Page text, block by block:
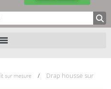
sur mesure
Drap housse sur